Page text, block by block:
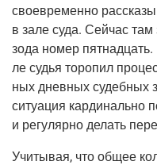
свое­вре­мен­но
в зале суда. Сей­час
зо­да номер
ле судья торо­пил
ных днев­ных судеб­ных
ситу­а­ция кар­ди­наль­но
и регу­ляр­но делать
Учи­ты­вая, что общее